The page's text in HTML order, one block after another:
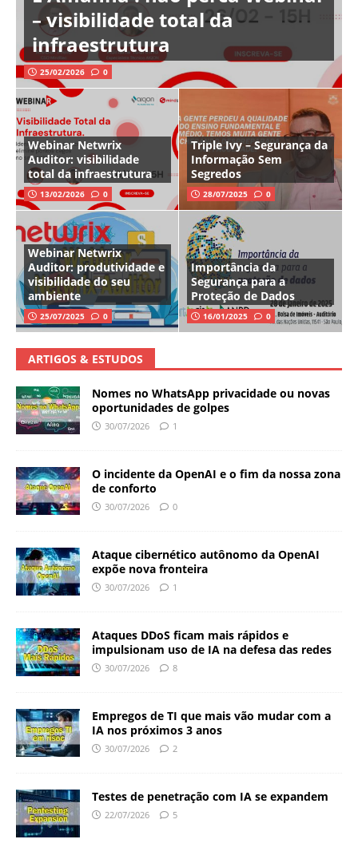
– visibilidade total da
infraestrutura
25/02/2026 0
Webinar Netwrix
Auditor: visibilidade
total da infraestrutura
13/02/2026 0
Triple Ivy – Segurança da
Informação Sem
Segredos
28/07/2025 0
Webinar Netwrix
Auditor: produtividade e
visibilidade do seu
ambiente
25/07/2025 0
Importância da
Segurança para a
Proteção de Dados
16/01/2025 0
ARTIGOS & ESTUDOS
Nomes no WhatsApp privacidade ou novas
oportunidades de golpes
30/07/2026 1
O incidente da OpenAI e o fim da nossa zona
de conforto
30/07/2026 0
Ataque cibernético autônomo da OpenAI
expõe nova fronteira
30/07/2026 1
Ataques DDoS ficam mais rápidos e
impulsionam uso de IA na defesa das redes
30/07/2026 8
Empregos de TI que mais vão mudar com a
IA nos próximos 3 anos
30/07/2026 2
Testes de penetração com IA se expandem
22/07/2026 5